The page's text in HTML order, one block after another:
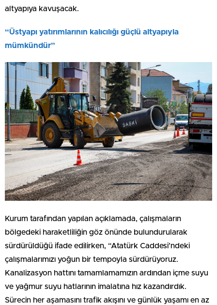
altyapıya kavuşacak.
“Üstyapı yatırımlarının kalıcılığı güçlü altyapıyla
mümkündür”
Kurum tarafından yapılan açıklamada, çalışmaların
bölgedeki haraketliliğin göz önünde bulundurularak
sürdürüldüğü ifade edilirken, “Atatürk Caddesi’ndeki
çalışmalarımızı yoğun bir tempoyla sürdürüyoruz.
Kanalizasyon hattını tamamlamamızın ardından içme suyu
ve yağmur suyu hatlarının imalatına hız kazandırdık.
Sürecin her aşamasını trafik akışını ve günlük yaşamı en az